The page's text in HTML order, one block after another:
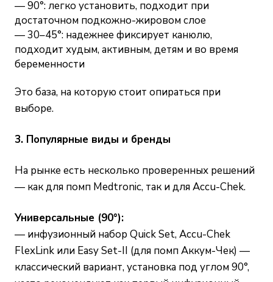
— 90°: легко установить, подходит при
достаточном подкожно-жировом слое
— 30–45°: надежнее фиксирует канюлю,
подходит худым, активным, детям и во время
беременности
Это база, на которую стоит опираться при
выборе.
3. Популярные виды и бренды
На рынке есть несколько проверенных решений
— как для помп Medtronic, так и для Accu-Chek.
Универсальные (90°):
— инфузионный набор Quick Set, Accu-Chek
FlexLink или Easy Set-II (для помп Аккум-Чек) —
классический вариант, установка под углом 90°,